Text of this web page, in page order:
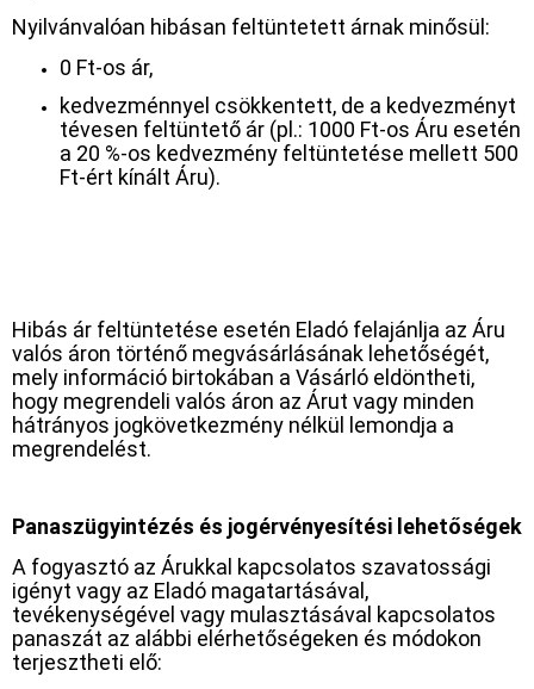
Nyilvánvalóan hibásan feltüntetett árnak minősül:
0 Ft-os ár,
kedvezménnyel csökkentett, de a kedvezményt
tévesen feltüntető ár (pl.: 1000 Ft-os Áru esetén
a 20 %-os kedvezmény feltüntetése mellett 500
Ft-ért kínált Áru).
Hibás ár feltüntetése esetén Eladó felajánlja az Áru
valós áron történő megvásárlásának lehetőségét,
mely információ birtokában a Vásárló eldöntheti,
hogy megrendeli valós áron az Árut vagy minden
hátrányos jogkövetkezmény nélkül lemondja a
megrendelést.
Panaszügyintézés és jogérvényesítési lehetőségek
A fogyasztó az Árukkal kapcsolatos szavatossági
igényt vagy az Eladó magatartásával,
tevékenységével vagy mulasztásával kapcsolatos
panaszát az alábbi elérhetőségeken és módokon
terjesztheti elő: